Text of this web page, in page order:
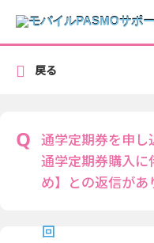
通学定期券を申
通学定期券購入に
め】との返信があ
戻る